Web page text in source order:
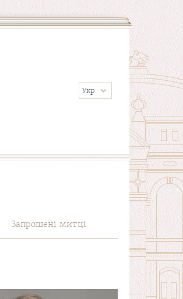
Запрошені митці